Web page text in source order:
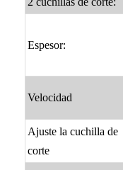
Espesor:
Velocidad
Ajuste la cuchilla de
corte